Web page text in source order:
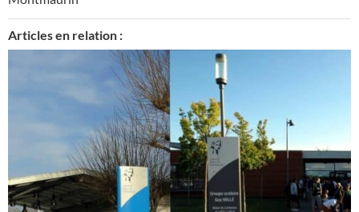
Articles en relation :